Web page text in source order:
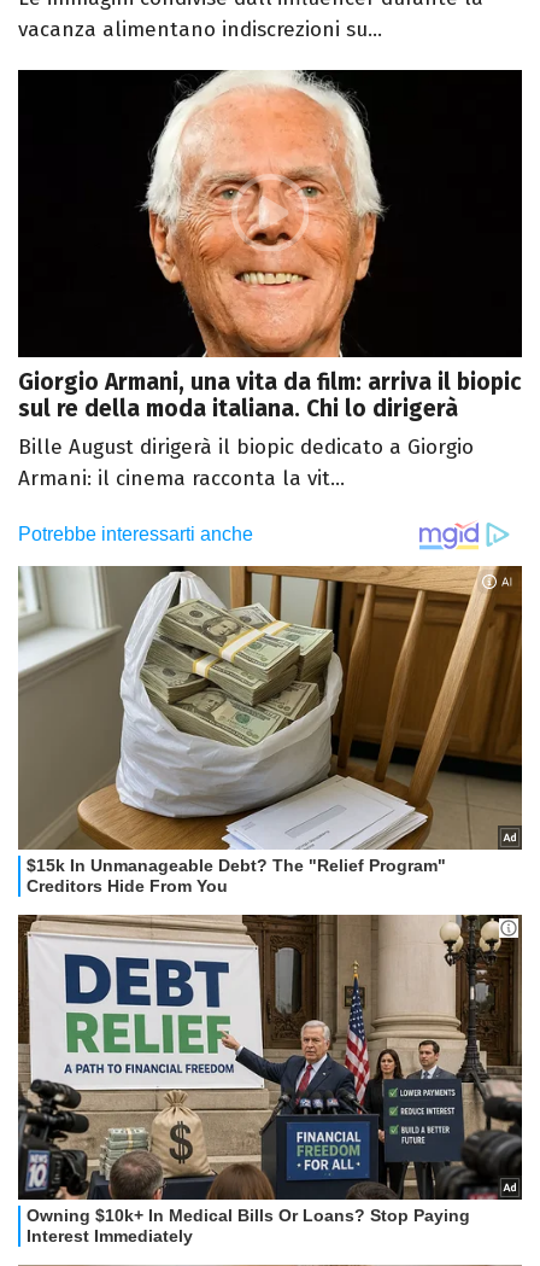
vacanza alimentano indiscrezioni su...
Giorgio Armani, una vita da film: arriva il biopic
sul re della moda italiana. Chi lo dirigerà
Bille August dirigerà il biopic dedicato a Giorgio
Armani: il cinema racconta la vit...